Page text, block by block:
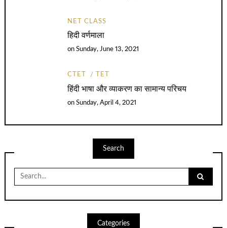
NET CLASS
हिदी वर्णमाला
onSunday, June 13, 2021
CTET TET
हिंदी भाषा और व्याकरण का सामान्य परिचय
onSunday, April 4, 2021
Search
for:
Categories